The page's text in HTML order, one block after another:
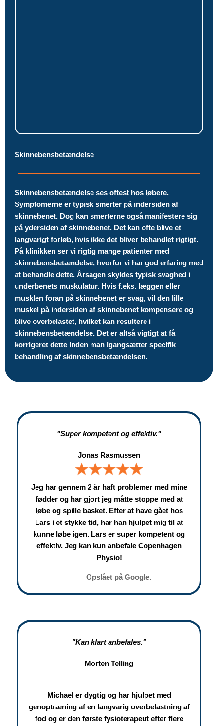
Skinnebensbetændelse
Skinnebensbetændelse ses oftest hos løbere.
Symptomerne er typisk smerter på indersiden af
skinnebenet. Dog kan smerterne også manifestere sig
på ydersiden af skinnebenet. Det kan ofte blive et
langvarigt forløb, hvis ikke det bliver behandlet rigtigt.
På klinikken ser vi rigtig mange patienter med
skinnebensbetændelse, hvorfor vi har god erfaring med
at behandle dette. Årsagen skyldes typisk svaghed i
underbenets muskulatur. Hvis f.eks. læggen eller
musklen foran på skinnebenet er svag, vil den lille
muskel på indersiden af skinnebenet kompensere og
blive overbelastet, hvilket kan resultere i
skinnebensbetændelse. Det er altså vigtigt at få
korrigeret dette inden man igangsætter specifik
behandling af skinnebensbetændelsen.
"Super kompetent og effektiv."
Jonas Rasmussen
Jeg har gennem 2 år haft problemer med mine
fødder og har gjort jeg måtte stoppe med at
løbe og spille basket. Efter at have gået hos
Lars i et stykke tid, har han hjulpet mig til at
kunne løbe igen. Lars er super kompetent og
effektiv. Jeg kan kun anbefale Copenhagen
Physio!
Opslået på Google.
"Kan klart anbefales."
Morten Telling
Michael er dygtig og har hjulpet med
genoptræning af en langvarig overbelastning af
fod og er den første fysioterapeut efter flere